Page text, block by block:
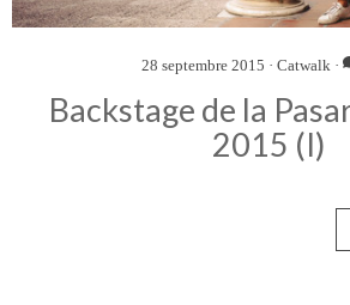
28 septembre 2015 · Catwalk ·
Backstage de la
2015 (I)